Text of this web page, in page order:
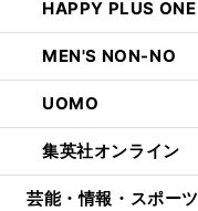
HAPPY PLUS ONE
MEN'S NON-NO
UOMO
集英社オンライン
芸能・情報・スポーツ